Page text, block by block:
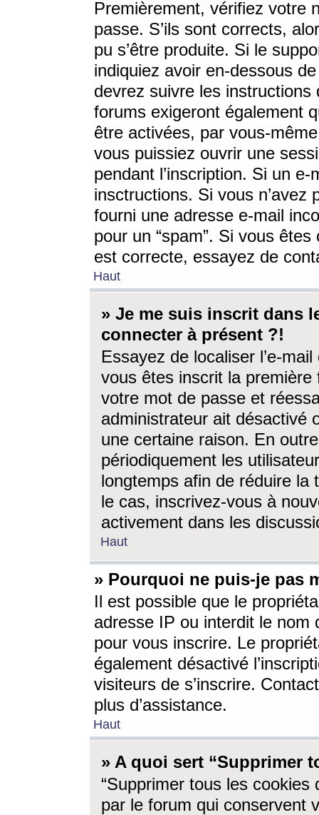
Premièrement, vérifiez votre
passe. S’ils sont corrects,
pu s’être produite. Si le
indiquiez avoir en-dessous
devrez suivre les
forums exigeront également
être activées, par vous-
vous puissiez ouvrir une
pendant l’inscription. Si un
insctructions. Si vous n’avez
fourni une adresse e-mail
pour un “spam”. Si vous
est correcte, essayez de
Haut
» Je me suis inscrit dans
connecter à présent ?!
Essayez de localiser l’e-
vous êtes inscrit la première
votre mot de passe et
administrateur ait désactivé
une certaine raison. En
périodiquement les
longtemps afin de réduire la
le cas, inscrivez-vous à
activement dans les
Haut
» Pourquoi ne puis-je pas
Il est possible que le
adresse IP ou interdit le nom
pour vous inscrire. Le
également désactivé
visiteurs de s’inscrire.
plus d’assistance.
Haut
» A quoi sert “Supprimer
“Supprimer tous les cookies
par le forum qui conservent